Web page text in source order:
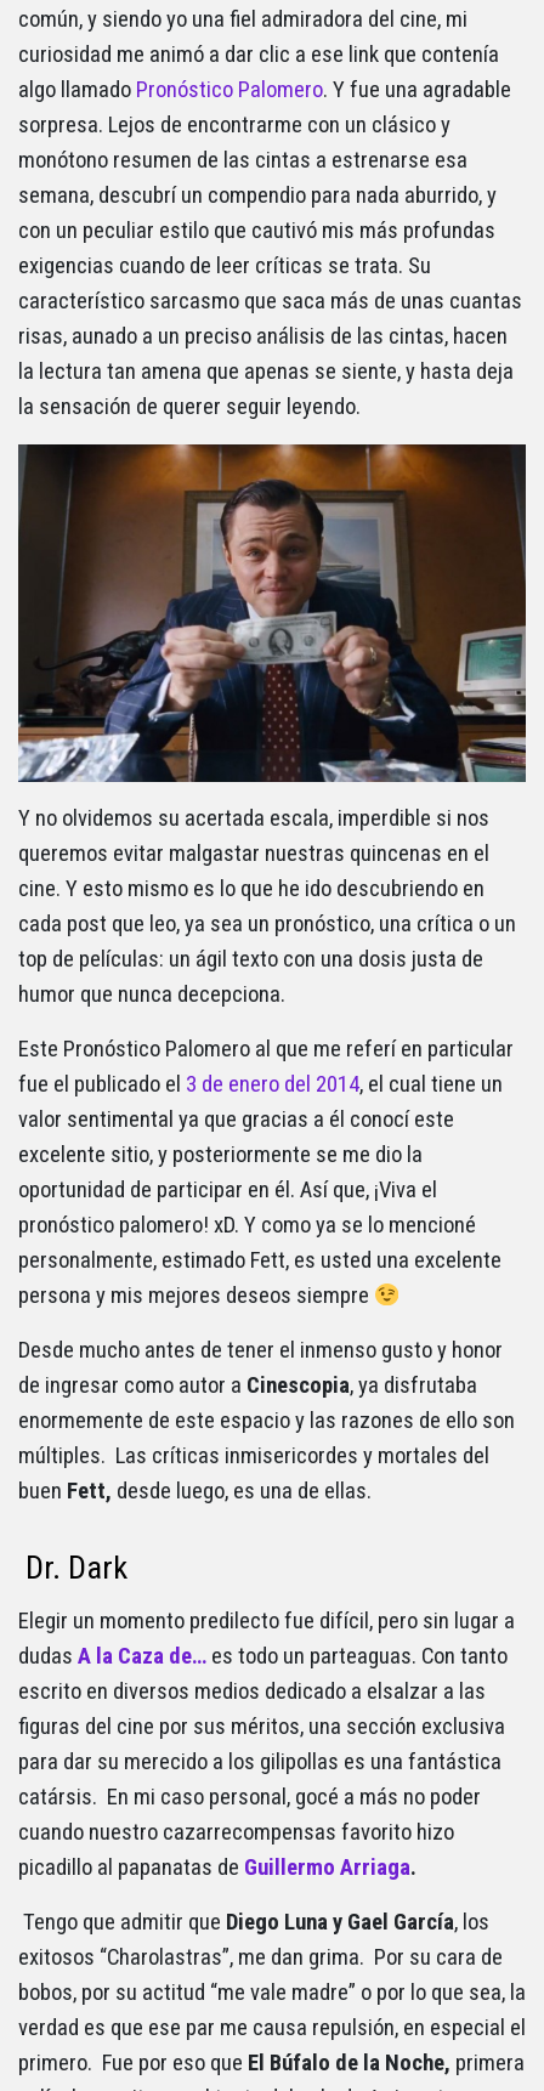
común, y siendo yo una fiel admiradora del cine, mi
curiosidad me animó a dar clic a ese link que contenía
algo llamado Pronóstico Palomero. Y fue una agradable
sorpresa. Lejos de encontrarme con un clásico y
monótono resumen de las cintas a estrenarse esa
semana, descubrí un compendio para nada aburrido, y
con un peculiar estilo que cautivó mis más profundas
exigencias cuando de leer críticas se trata. Su
característico sarcasmo que saca más de unas cuantas
risas, aunado a un preciso análisis de las cintas, hacen
la lectura tan amena que apenas se siente, y hasta deja
la sensación de querer seguir leyendo.
Y no olvidemos su acertada escala, imperdible si nos
queremos evitar malgastar nuestras quincenas en el
cine. Y esto mismo es lo que he ido descubriendo en
cada post que leo, ya sea un pronóstico, una crítica o un
top de películas: un ágil texto con una dosis justa de
humor que nunca decepciona.
Este Pronóstico Palomero al que me referí en particular
fue el publicado el 3 de enero del 2014, el cual tiene un
valor sentimental ya que gracias a él conocí este
excelente sitio, y posteriormente se me dio la
oportunidad de participar en él. Así que, ¡Viva el
pronóstico palomero! xD. Y como ya se lo mencioné
personalmente, estimado Fett, es usted una excelente
persona y mis mejores deseos siempre
Desde mucho antes de tener el inmenso gusto y honor
de ingresar como autor a Cinescopia, ya disfrutaba
enormemente de este espacio y las razones de ello son
múltiples. Las críticas inmisericordes y mortales del
buen Fett, desde luego, es una de ellas.
Dr. Dark
Elegir un momento predilecto fue difícil, pero sin lugar a
dudas A la Caza de… es todo un parteaguas. Con tanto
escrito en diversos medios dedicado a elsalzar a las
figuras del cine por sus méritos, una sección exclusiva
para dar su merecido a los gilipollas es una fantástica
catársis. En mi caso personal, gocé a más no poder
cuando nuestro cazarrecompensas favorito hizo
picadillo al papanatas de Guillermo Arriaga.
Tengo que admitir que Diego Luna y Gael García, los
exitosos “Charolastras”, me dan grima. Por su cara de
bobos, por su actitud “me vale madre” o por lo que sea, la
verdad es que ese par me causa repulsión, en especial el
primero. Fue por eso que El Búfalo de la Noche, primera